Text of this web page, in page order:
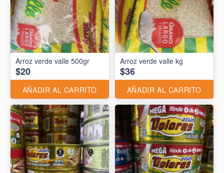
Arroz verde valle 500gr
$20
AÑADIR AL CARRITO
Arroz verde valle kg
$36
AÑADIR AL CARRITO